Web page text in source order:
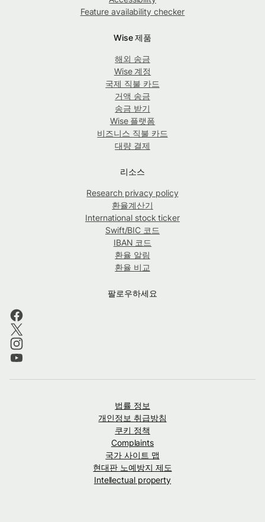
Feature availability checker
Wise 제품
해외 송금
Wise 계정
국제 직불 카드
거액 송금
송금 받기
Wise 플랫폼
비즈니스 직불 카드
대량 결제
리소스
Research privacy policy
환율계산기
International stock ticker
Swift/BIC 코드
IBAN 코드
환율 알림
환율 비교
팔로우하세요
법률 정보
개인정보 취급방침
쿠키 정책
Complaints
국가 사이트 맵
현대판 노예방지 제도
Intellectual property